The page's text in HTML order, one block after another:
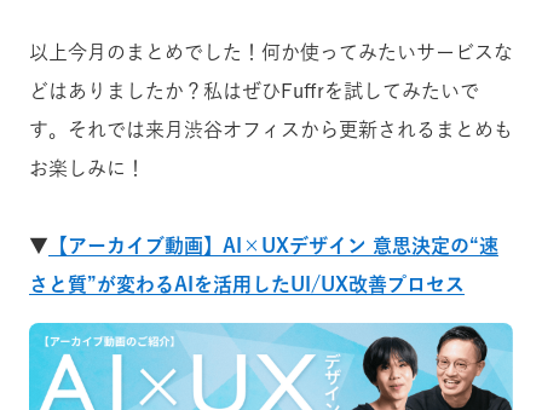
以上今月のまとめでした！何か使ってみたいサービスな
どはありましたか？私はぜひFuffrを試してみたいで
す。それでは来月渋谷オフィスから更新されるまとめも
お楽しみに！
▼ 【アーカイブ動画】AI×UXデザイン 意思決定の“速
さと質”が変わるAIを活用したUI/UX改善プロセス